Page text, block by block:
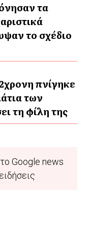
τα
το σχέδιο
πνίγηκε
των
τη φίλη της
Google news